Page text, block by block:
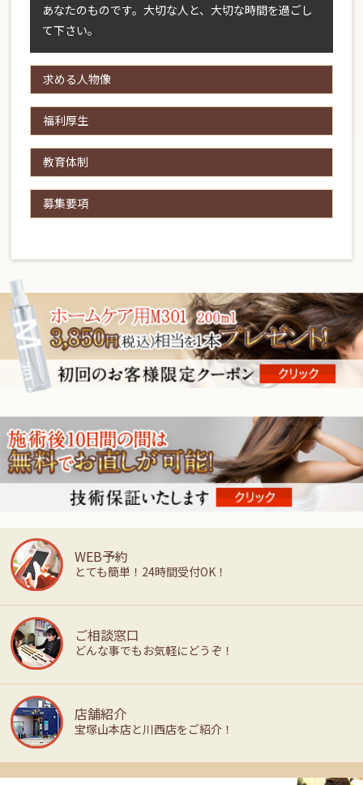
あなたのものです。大切な人と、大切な時間を過ごし
て下さい。
求める人物像
福利厚生
教育体制
募集要項
WEB予約
とても簡単！24時間受付OK！
ご相談窓口
どんな事でもお気軽にどうぞ！
店舗紹介
宝塚山本店と川西店をご紹介！